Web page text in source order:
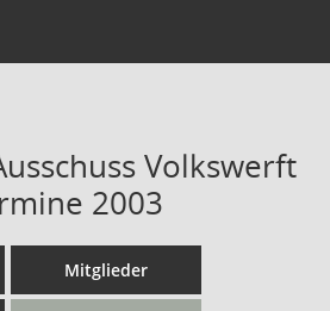
Volkswerft
2003
Mitglieder